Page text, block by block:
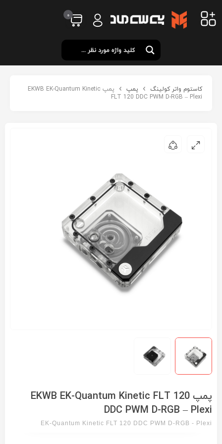
0
کاستوم واتر کولینگ پمپ
پمپ EKWB EK-Quantum Kinetic
FLT 120 DDC PWM D-RGB – Plexi
پمپ EKWB EK-Quantum Kinetic FLT 120
DDC PWM D-RGB – Plexi
EK-Quantum Kinetic FLT 120 DDC PWM D-RGB - Plexi